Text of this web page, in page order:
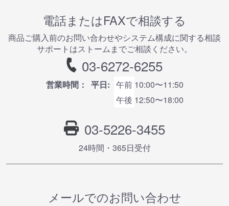
電話またはFAXで相談する
商品ご購⼊前のお問い合わせやシステム構成に関する相談
サポートはストームまでご相談ください。
03-6272-6255
営業時間： 平日: 午前 10:00〜11:50
午後 12:50〜18:00
03-5226-3455
24時間・365⽇受付
メールでのお問い合わせ